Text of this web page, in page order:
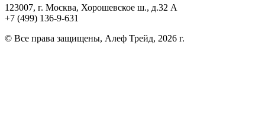
123007, г. Москва, Хорошевское ш., д.32 А
+7 (499) 136-9-631
© Все права защищены, Алеф Трейд, 2026 г.